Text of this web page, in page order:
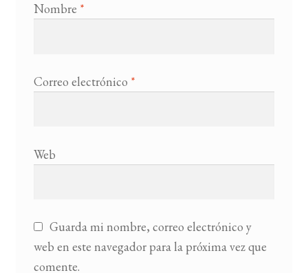
Nombre *
Correo electrónico *
Web
Guarda mi nombre, correo electrónico y
web en este navegador para la próxima vez que
comente.